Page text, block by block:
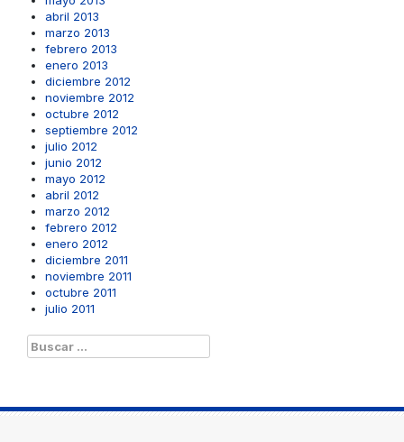
abril 2013
marzo 2013
febrero 2013
enero 2013
diciembre 2012
noviembre 2012
octubre 2012
septiembre 2012
julio 2012
junio 2012
mayo 2012
abril 2012
marzo 2012
febrero 2012
enero 2012
diciembre 2011
noviembre 2011
octubre 2011
julio 2011
Buscar: